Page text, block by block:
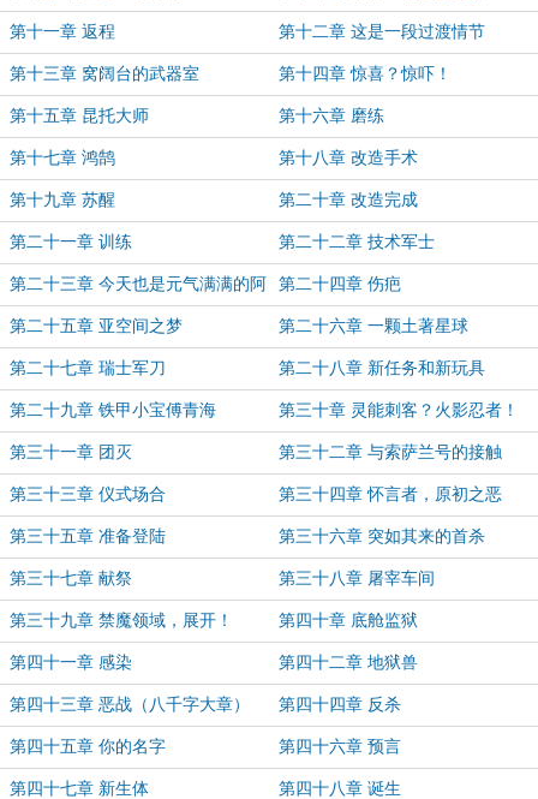
第十一章 返程 第十二章 这是一段过渡情节
第十三章 窝阔台的武器室 第十四章 惊喜？惊吓！
第十五章 昆托大师 第十六章 磨练
第十七章 鸿鹄 第十八章 改造手术
第十九章 苏醒 第二十章 改造完成
第二十一章 训练 第二十二章 技术军士
第二十三章 今天也是元气满满的阿
斯塔特哦！
第二十四章 伤疤
第二十五章 亚空间之梦 第二十六章 一颗土著星球
第二十七章 瑞士军刀 第二十八章 新任务和新玩具
第二十九章 铁甲小宝傅青海 第三十章 灵能刺客？火影忍者！
第三十一章 团灭 第三十二章 与索萨兰号的接触
第三十三章 仪式场合 第三十四章 怀言者，原初之恶
第三十五章 准备登陆 第三十六章 突如其来的首杀
第三十七章 献祭 第三十八章 屠宰车间
第三十九章 禁魔领域，展开！ 第四十章 底舱监狱
第四十一章 感染 第四十二章 地狱兽
第四十三章 恶战（八千字大章） 第四十四章 反杀
第四十五章 你的名字 第四十六章 预言
第四十七章 新生体 第四十八章 诞生